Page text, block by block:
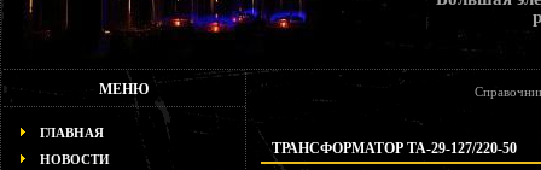
МЕНЮ
ГЛАВНАЯ
НОВОСТИ
ТРАНСФОРМАТОР ТА-29-127/220-50